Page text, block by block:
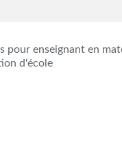
pour enseignant en
d'école